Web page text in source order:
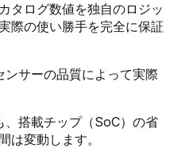
タログ数値を独自のロジッ
際の使い勝手を完全に保証
ンサーの品質によって実際
、搭載チップ（SoC）の省
は変動します。